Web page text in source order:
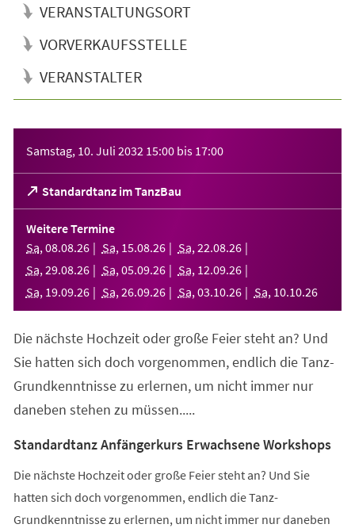
VERANSTALTUNGSORT
VORVERKAUFSSTELLE
VERANSTALTER
Samstag, 10. Juli 2032 15:00 bis 17:00
Standardtanz im TanzBau
(Öffnet
in
einem
neuen
Tab)
Weitere Termine
Sa, 08.08.26 Sa, 15.08.26 Sa, 22.08.26
Sa, 29.08.26 Sa, 05.09.26 Sa, 12.09.26
Sa, 19.09.26 Sa, 26.09.26 Sa, 03.10.26 Sa, 10.10.26
Die nächste Hochzeit oder große Feier steht an? Und
Sie hatten sich doch vorgenommen, endlich die Tanz-
Grundkenntnisse zu erlernen, um nicht immer nur
daneben stehen zu müssen.....
Standardtanz Anfängerkurs Erwachsene Workshops
Die nächste Hochzeit oder große Feier steht an? Und Sie
hatten sich doch vorgenommen, endlich die Tanz-
Grundkenntnisse zu erlernen, um nicht immer nur daneben